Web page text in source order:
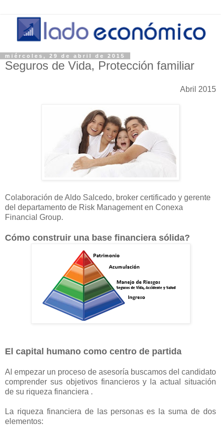
miércoles, 29 de abril de 2015
Seguros de Vida, Protección familiar
Abril 2015
Colaboración de Aldo Salcedo, broker certificado y gerente
del departamento de Risk Management en Conexa
Financial Group.
Cómo construir una base financiera sólida?
El capital humano como centro de partida
Al empezar un proceso de asesoría buscamos del candidato
comprender sus objetivos financieros y la actual situación
de su riqueza financiera .
La riqueza financiera de las personas es la suma de dos
elementos: